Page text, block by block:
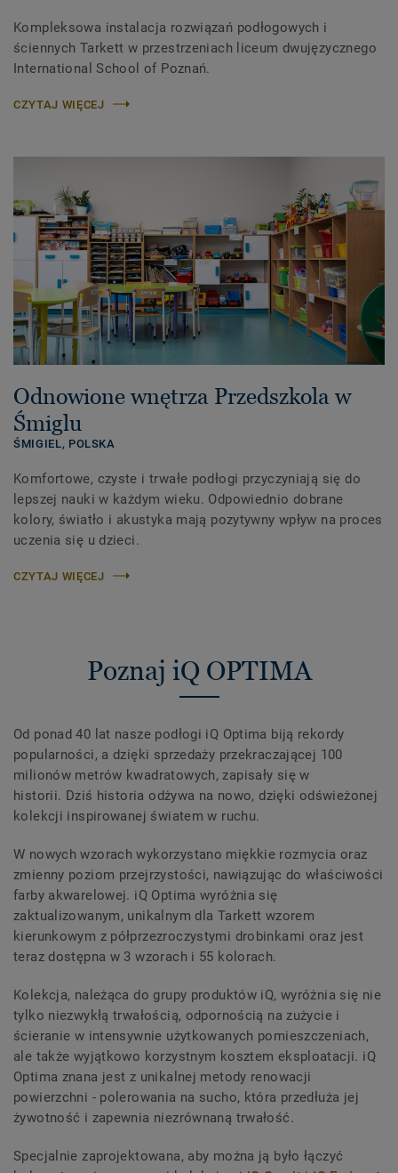
Kompleksowa instalacja rozwiązań podłogowych i
ściennych Tarkett w przestrzeniach liceum dwujęzycznego
International School of Poznań.
CZYTAJ WIĘCEJ
Odnowione wnętrza Przedszkola w
Śmiglu
ŚMIGIEL, POLSKA
Komfortowe, czyste i trwałe podłogi przyczyniają się do
lepszej nauki w każdym wieku. Odpowiednio dobrane
kolory, światło i akustyka mają pozytywny wpływ na proces
uczenia się u dzieci.
CZYTAJ WIĘCEJ
Poznaj iQ OPTIMA
Od ponad 40 lat nasze podłogi iQ Optima biją rekordy
popularności, a dzięki sprzedaży przekraczającej 100
milionów metrów kwadratowych, zapisały się w
historii. Dziś historia odżywa na nowo, dzięki odświeżonej
kolekcji inspirowanej światem w ruchu.
W nowych wzorach wykorzystano miękkie rozmycia oraz
zmienny poziom przejrzystości, nawiązując do właściwości
farby akwarelowej. iQ Optima wyróżnia się
zaktualizowanym, unikalnym dla Tarkett wzorem
kierunkowym z półprzezroczystymi drobinkami oraz jest
teraz dostępna w 3 wzorach i 55 kolorach.
Kolekcja, należąca do grupy produktów iQ, wyróżnia się nie
tylko niezwykłą trwałością, odpornością na zużycie i
ścieranie w intensywnie użytkowanych pomieszczeniach,
ale także wyjątkowo korzystnym kosztem eksploatacji. iQ
Optima znana jest z unikalnej metody renowacji
powierzchni - polerowania na sucho, która przedłuża jej
żywotność i zapewnia niezrównaną trwałość.
Specjalnie zaprojektowana, aby można ją było łączyć